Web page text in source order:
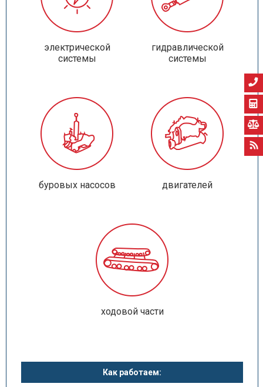
электрической
системы
гидравлической
системы
буровых насосов двигателей
ходовой части
Как работаем: